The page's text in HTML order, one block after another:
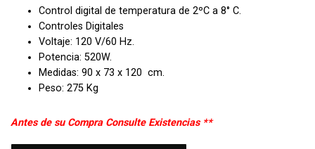
Control digital de temperatura de 2ºC a 8° C.
Controles Digitales
Voltaje: 120 V/60 Hz.
Potencia: 520W.
Medidas: 90 x 73 x 120 cm.
Peso: 275 Kg
Antes de su Compra Consulte Existencias **